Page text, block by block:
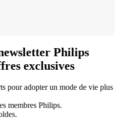
Philips
exclusives
pour adopter un mode de vie plus
membres Philips.